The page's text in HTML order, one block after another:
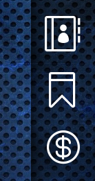


